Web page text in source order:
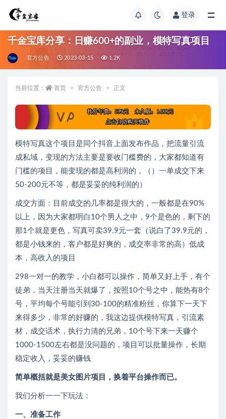
登录
千金宝库分享：日赚600+的副业，模特写真项目
官方公告 2023-03-15 1.2K
当前位置： 首页 官方公告 正文
模特写真这个项目是同个抖音上面发布作品，把流量引流
成私域，变现的方法主要是要收门槛费的，大家都知道有
门槛的项目，能变现的都是高利润的，（）一单成交下来
50-200元不等，都是妥妥的纯利润的）
成交方面：目前成交的几率都是很大的，一般都是在90%
以上，因为大家都明白10个男人之中，9个是色的，剩下的
那1个就是更色，写真可卖39.9元一套（说白了39.9元的，
都是小钱来的，客户都是好爽的，成交率非常的高）低成
本，高收入的项目
298一对一的教学，小白都可以操作，简单又好上手，有个
徒弟，当天注册当天就爆了，按照10个号之中，能热有8个
号，平均每个号能引到30-100的精准粉丝，你算下一天下
来得多少，非常的好赚的，我这边提供模特写真，引流素
材，成交话术，执行力清的兄弟，10个号下来一天赚个
1000-1500左右都是没问题的，项目可以批量操作，长期
稳定收入，妥妥的赚钱
简单概括就是美女图片项目，换着平台操作而已。
我们分析一一下玩法：
一、准备工作